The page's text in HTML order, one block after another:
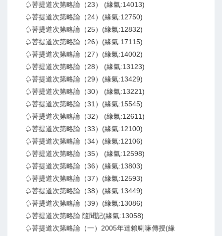
♤菩提道次第略論（23） (緣氣:14013)
♤菩提道次第略論（24）(緣氣:12750)
♤菩提道次第略論（25）(緣氣:12832)
♤菩提道次第略論（26）(緣氣:17115)
♤菩提道次第略論（27）(緣氣:14002)
♤菩提道次第略論（28） (緣氣:13123)
♤菩提道次第略論（29）(緣氣:13429)
♤菩提道次第略論（30） (緣氣:13221)
♤菩提道次第略論（31）(緣氣:15545)
♤菩提道次第略論（32） (緣氣:12611)
♤菩提道次第略論（33）(緣氣:12100)
♤菩提道次第略論（34）(緣氣:12106)
♤菩提道次第略論（35） (緣氣:12598)
♤菩提道次第略論（36）(緣氣:13803)
♤菩提道次第略論（37）(緣氣:12593)
♤菩提道次第略論（38）(緣氣:13449)
♤菩提道次第略論（39）(緣氣:13086)
♤菩提道次第略論 隨聞記(緣氣:13058)
♤菩提道次第略論（一）2005年達賴喇嘛傳授(緣